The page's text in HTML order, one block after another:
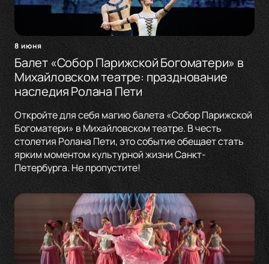
8 июня
Балет «Собор Парижской Богоматери» в
Михайловском театре: празднование
наследия Ролана Пети
Откройте для себя магию балета «Собор Парижской
Богоматери» в Михайловском театре. В честь
столетия Ролана Пети, это событие обещает стать
ярким моментом культурной жизни Санкт-
Петербурга. Не пропустите!